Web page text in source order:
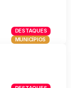
DESTAQUES
MUNICÍPIOS